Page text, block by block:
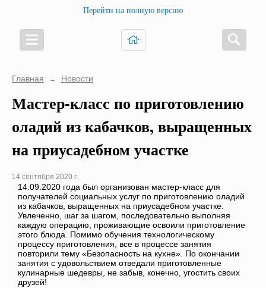
Перейти на полную версию
Главная → Новости
Мастер-класс по приготовлению
оладий из кабачков, выращенных
на приусадебном участке
14 сентября 2020 г.
14.09.2020 года был организован мастер-класс для
получателей социальных услуг по приготовлению оладий
из кабачков, выращенных на приусадебном участке.
Увлеченно, шаг за шагом, последовательно выполняя
каждую операцию, проживающие освоили приготовление
этого блюда. Помимо обучения технологическому
процессу приготовления, все в процессе занятия
повторили тему «Безопасность на кухне». По окончании
занятия с удовольствием отведали приготовленные
кулинарные шедевры, не забыв, конечно, угостить своих
друзей!